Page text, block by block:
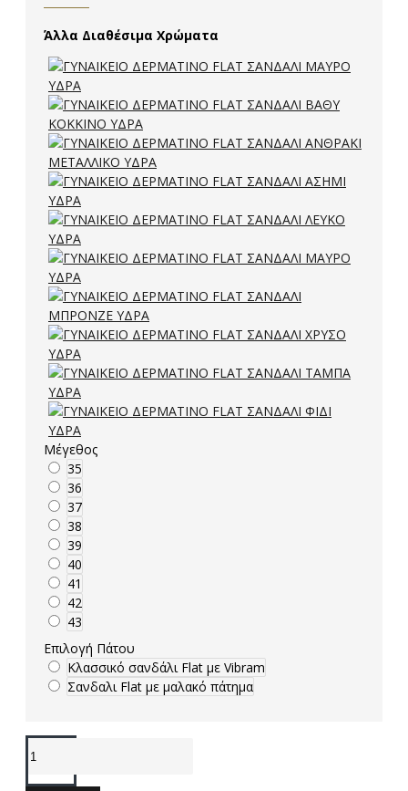
Άλλα Διαθέσιμα Χρώματα
Μέγεθος
35
36
37
38
39
40
41
42
43
Επιλογή Πάτου
Κλασσικό σανδάλι Flat με Vibram
Σανδαλι Flat με μαλακό πάτημα